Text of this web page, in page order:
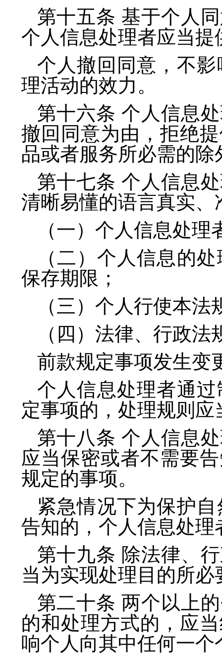
第十五条 基于个人
个人信息处理者应当
个人撤回同意，不
理活动的效力。
第十六条 个人信息
撤回同意为由，拒绝
品或者服务所必需的除
第十七条 个人信息
清晰易懂的语言真实
（一）个人信息处
（二）个人信息的
保存期限；
（三）个人行使本
（四）法律、行政
前款规定事项发生变
个人信息处理者通
定事项的，处理规则
第十八条 个人信息
应当保密或者不需要
规定的事项。
紧急情况下为保护
告知的，个人信息处
第十九条 除法律、
当为实现处理目的所
第二十条 两个以上
的和处理方式的，应
响个人向其中任何一